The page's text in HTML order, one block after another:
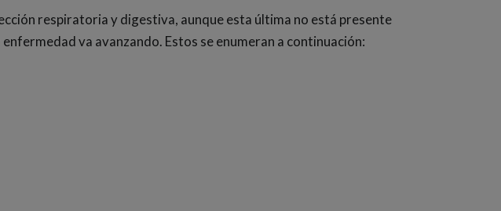
respiratoria y digestiva, aunque esta última no está presente
va avanzando. Estos se enumeran a continuación: